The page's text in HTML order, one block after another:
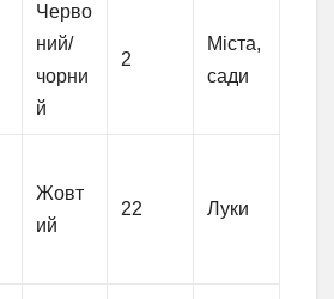
Черво
ний/
чорни
й
2
Міста,
сади
Жовт
ий
22 Луки